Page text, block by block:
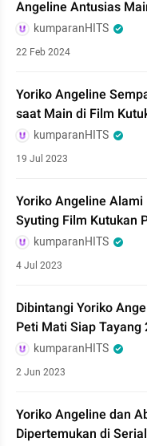
Angeline Antusias
kumparanHITS
22 Feb 2024
Yoriko Angeline
saat Main di Film
kumparanHITS
19 Jul 2023
Yoriko Angeline
Syuting Film Kutukan
kumparanHITS
4 Jul 2023
Dibintangi Yoriko
Peti Mati Siap
kumparanHITS
2 Jun 2023
Yoriko Angeline dan
Dipertemukan di